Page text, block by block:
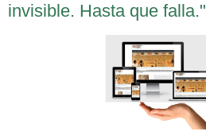
invisible. Hasta que falla."